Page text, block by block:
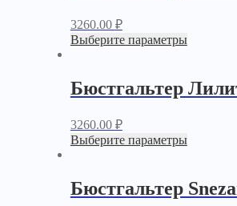
3260.00 ₽
Выберите параметры
Бюстгальтер
3260.00 ₽
Выберите параметры
Бюстгальтер